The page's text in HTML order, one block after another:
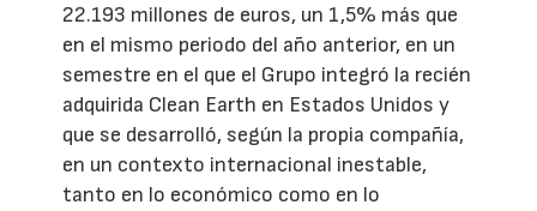
22.193 millones de euros, un 1,5% más que
en el mismo periodo del año anterior, en un
semestre en el que el Grupo integró la recién
adquirida Clean Earth en Estados Unidos y
que se desarrolló, según la propia compañía,
en un contexto internacional inestable,
tanto en lo económico como en lo